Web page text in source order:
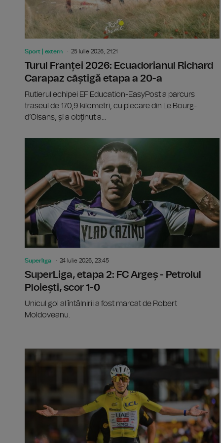
Sport | extern 25 Iulie 2026, 21:21
Turul Franței 2026: Ecuadorianul Richard
Carapaz câștigă etapa a 20-a
Rutierul echipei EF Education-EasyPost a parcurs
traseul de 170,9 kilometri, cu plecare din Le Bourg-
d’Oisans, și a obținut a...
Superliga 24 Iulie 2026, 23:45
SuperLiga, etapa 2: FC Argeș - Petrolul
Ploiești, scor 1-0
Unicul gol al întâlnirii a fost marcat de Robert
Moldoveanu.